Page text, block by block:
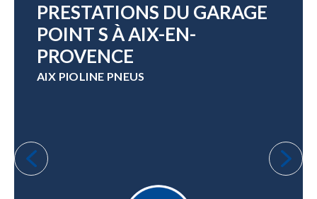
PRESTATIONS DU GARAGE
POINT S À AIX-EN-
PROVENCE
AIX PIOLINE PNEUS